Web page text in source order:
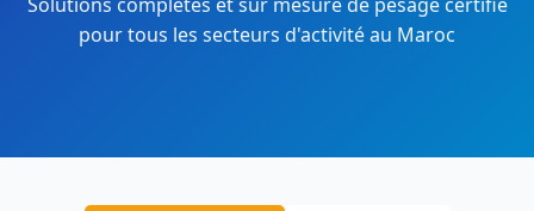
pour tous les secteurs d'activité au Maroc